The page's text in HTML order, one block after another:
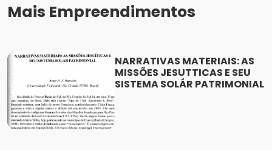
Mais Empreendimentos
NARRATIVAS MATERIAIS: AS
MISSÕES JESUTTICAS E SEU
SISTEMA SOLÁR PATRIMONIAL